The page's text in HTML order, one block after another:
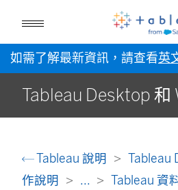
如需了解最新資訊，請查看英
Tableau Desktop 和
Tableau 說明
Tableau
作說明
...
Tableau 資